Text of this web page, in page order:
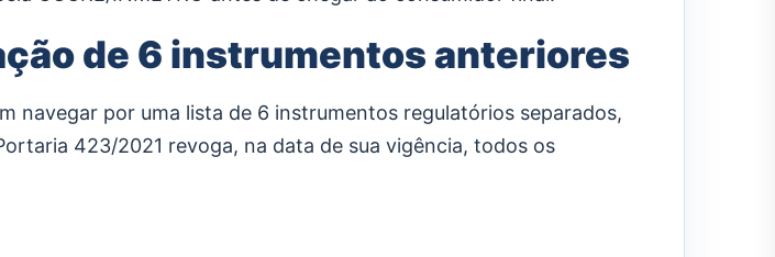
de 6 instrumentos anteriores
navegar por uma lista de 6 instrumentos regulatórios separados,
423/2021 revoga, na data de sua vigência, todos os